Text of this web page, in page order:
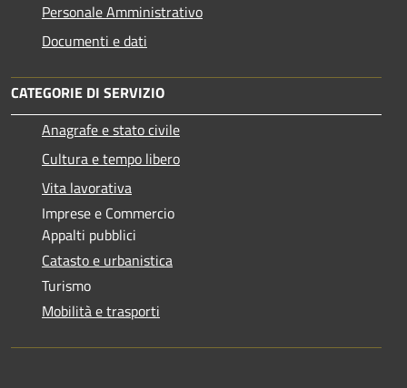
Personale Amministrativo
Documenti e dati
CATEGORIE DI SERVIZIO
Anagrafe e stato civile
Cultura e tempo libero
Vita lavorativa
Imprese e Commercio
Appalti pubblici
Catasto e urbanistica
Turismo
Mobilità e trasporti